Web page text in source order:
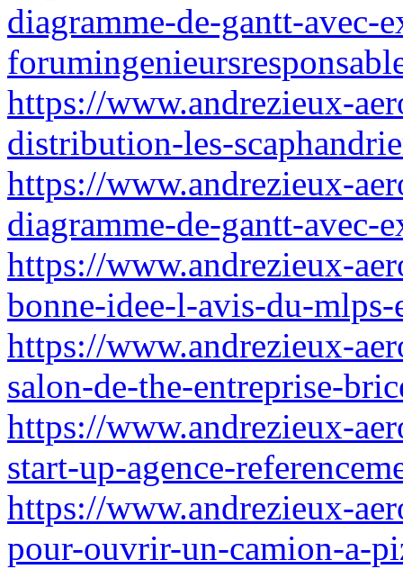
diagramme-de-gantt-avec-
https://www.andrezieux-
distribution-les-
https://www.andrezieux-
diagramme-de-gantt-avec-
https://www.andrezieux-
bonne-idee-l-avis-du-mlps-
https://www.andrezieux-
salon-de-the-entreprise-
https://www.andrezieux-
start-up-agence-
https://www.andrezieux-
pour-ouvrir-un-camion-a-